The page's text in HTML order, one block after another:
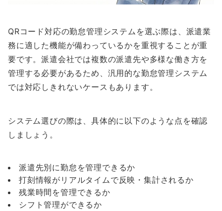
QRコード対応の勤怠管理システムを選ぶ際は、派遣業
務に適した機能が備わっているかを重視することが重
要です。派遣会社では複数の派遣先や多様な働き方を
管理する必要があるため、汎用的な勤怠管理システム
では対応しきれないケースもあります。
システム選びの際は、具体的に以下のような点を確認
しましょう。
派遣先別に勤怠を管理できるか
打刻情報がリアルタイムで反映・集計されるか
残業時間を管理できるか
シフト管理ができるか